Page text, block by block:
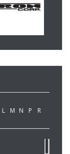
L M N P
R